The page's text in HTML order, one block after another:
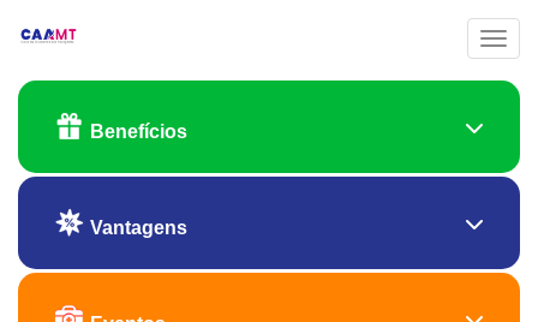
Benefícios
Vantagens